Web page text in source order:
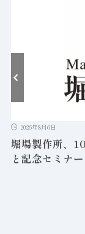
2026年8月6日
堀場製作所、
と記念セミナ